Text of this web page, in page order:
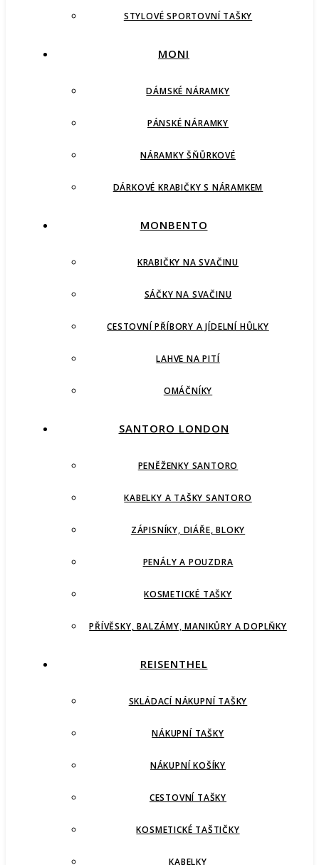
STYLOVÉ SPORTOVNÍ TAŠKY
MONI
DÁMSKÉ NÁRAMKY
PÁNSKÉ NÁRAMKY
NÁRAMKY ŠŇŮRKOVÉ
DÁRKOVÉ KRABIČKY S NÁRAMKEM
MONBENTO
KRABIČKY NA SVAČINU
SÁČKY NA SVAČINU
CESTOVNÍ PŘÍBORY A JÍDELNÍ HŮLKY
LAHVE NA PITÍ
OMÁČNÍKY
SANTORO LONDON
PENĚŽENKY SANTORO
KABELKY A TAŠKY SANTORO
ZÁPISNÍKY, DIÁŘE, BLOKY
PENÁLY A POUZDRA
KOSMETICKÉ TAŠKY
PŘÍVĚSKY, BALZÁMY, MANIKŮRY A DOPLŇKY
REISENTHEL
SKLÁDACÍ NÁKUPNÍ TAŠKY
NÁKUPNÍ TAŠKY
NÁKUPNÍ KOŠÍKY
CESTOVNÍ TAŠKY
KOSMETICKÉ TAŠTIČKY
KABELKY